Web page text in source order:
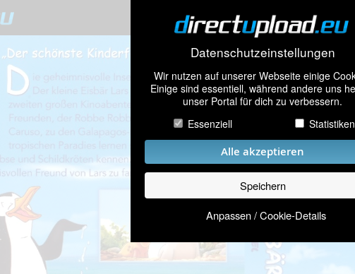
Datenschutzeinstellungen
Wir nutzen auf unserer Webseite einige
Einige sind essentiell, während andere uns
unser Portal für dich zu verbessern.
Essenziell
Statistiken
Alle akzeptieren
Speichern
Anpassen / Cookie-Details
Bilder